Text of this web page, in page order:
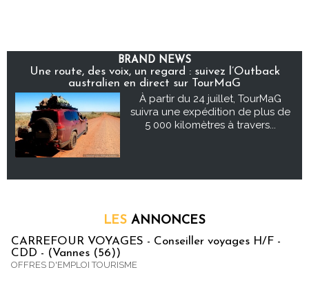
BRAND NEWS
Une route, des voix, un regard : suivez l’Outback
australien en direct sur TourMaG
À partir du 24 juillet, TourMaG
suivra une expédition de plus de
5 000 kilomètres à travers...
LES ANNONCES
CARREFOUR VOYAGES - Conseiller voyages H/F -
CDD - (Vannes (56))
OFFRES D'EMPLOI TOURISME